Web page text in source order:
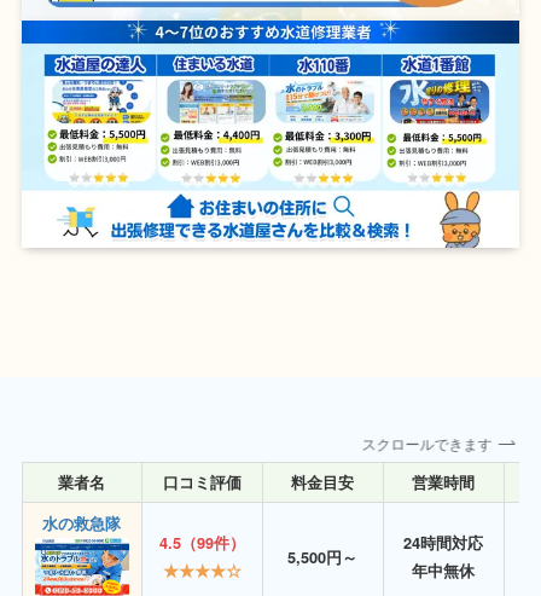
スクロールできます
業者名 口コミ評価 料金目安 営業時間
水の救急隊
4.5（99件）
★★★★☆
5,500円～
24時間対応
年中無休